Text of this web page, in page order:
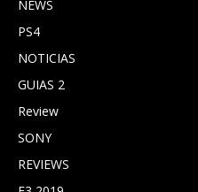
NEWS
PS4
NOTICIAS
GUIAS 2
Review
SONY
REVIEWS